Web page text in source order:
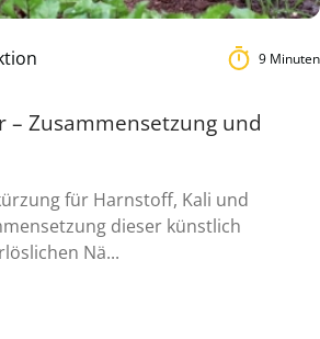
9 Minuten
– Zusammensetzung und
für Harnstoff, Kali und
dieser künstlich
Nä...